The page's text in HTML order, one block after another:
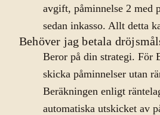
avgift, påminnelse 2 med
sedan inkasso. Allt detta
Behöver jag betala
Beror på din strategi. För
skicka påminnelser utan
Beräkningen enligt
automatiska utskicket av